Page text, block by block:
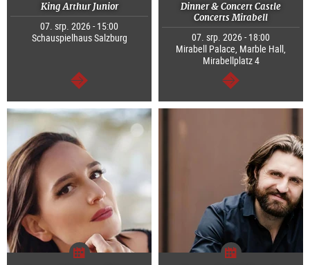
King Arthur Junior
07. srp. 2026 - 15:00
Schauspielhaus Salzburg
continue
Dinner & Concert Castle
Concerts Mirabell
07. srp. 2026 - 18:00
Mirabell Palace, Marble Hall,
Mirabellplatz 4
continue